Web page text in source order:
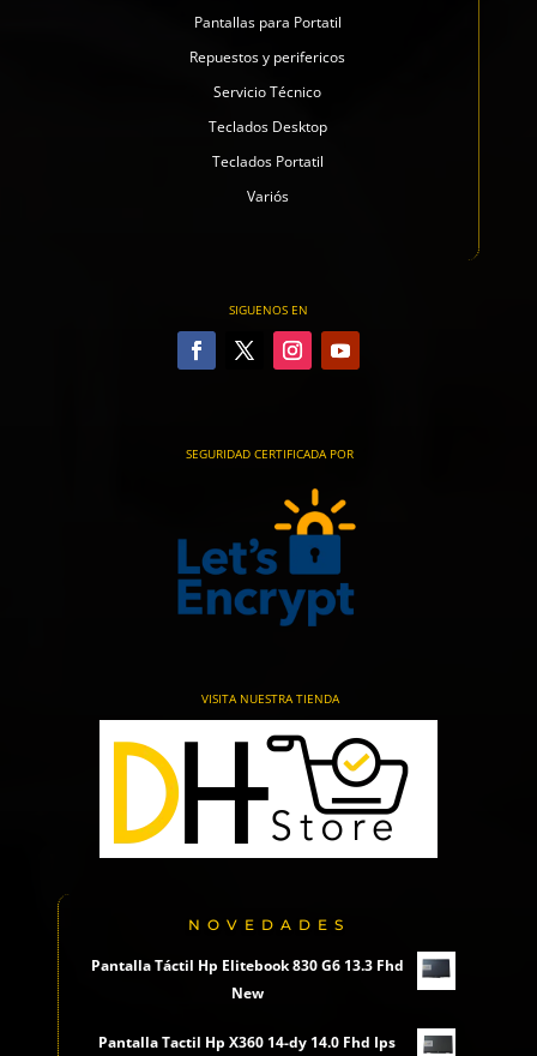
Pantallas para Portatil
Repuestos y perifericos
Servicio Técnico
Teclados Desktop
Teclados Portatil
Variós
SIGUENOS EN
SEGURIDAD CERTIFICADA POR
VISITA NUESTRA TIENDA
NOVEDADES
Pantalla Táctil Hp Elitebook 830 G6 13.3 Fhd
New
Pantalla Tactil Hp X360 14-dy 14.0 Fhd Ips